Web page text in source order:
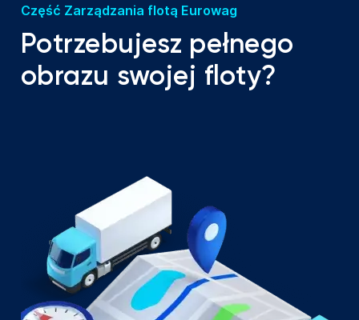
Część Zarządzania flotą Eurowag
Potrzebujesz pełnego
obrazu swojej floty?